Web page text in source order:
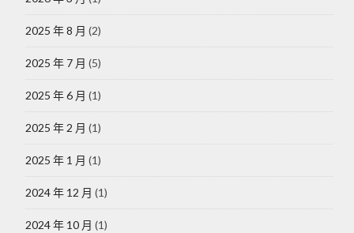
2025 年 8 月 (2)
2025 年 7 月 (5)
2025 年 6 月 (1)
2025 年 2 月 (1)
2025 年 1 月 (1)
2024 年 12 月 (1)
2024 年 10 月 (1)